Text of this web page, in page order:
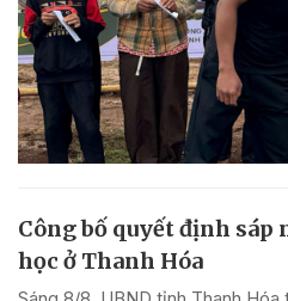
Công bố quyết định sáp
học ở Thanh Hóa